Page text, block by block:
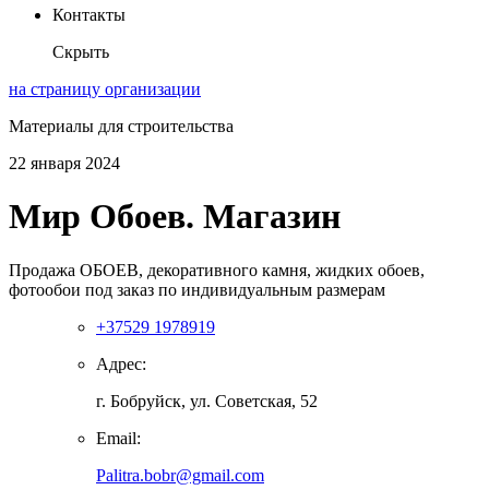
Контакты
Скрыть
на страницу организации
Материалы для строительства
22 января 2024
Мир Обоев. Магазин
Продажа ОБОЕВ, декоративного камня, жидких обоев,
фотообои под заказ по индивидуальным размерам
+37529 1978919
Адрес:
г. Бобруйск, ул. Советская, 52
Email:
Palitra.bobr@gmail.com